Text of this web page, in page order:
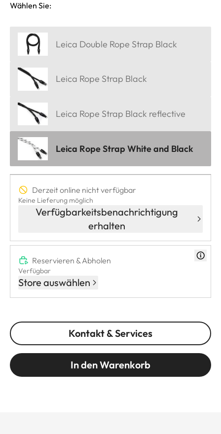
Wählen Sie:
Leica Double Rope Strap Black
Leica Rope Strap Black
Leica Rope Strap Black reflective
Leica Rope Strap White and Black
Derzeit online nicht verfügbar
Keine Lieferung möglich
Verfügbarkeitsbenachrichtigung
erhalten
Reservieren & Abholen
Verfügbar
Store auswählen
Kontakt & Services
In den Warenkorb